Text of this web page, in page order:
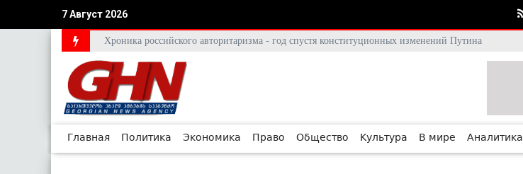
7 Август 2026
Хроника российского авторитаризма - год спустя конституционных изменений Путина
Главная Политика Экономика Право Общество Культура В мире Аналитика